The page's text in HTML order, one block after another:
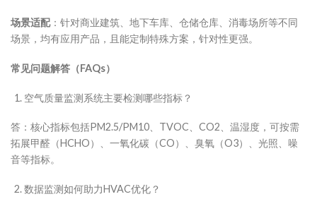
场景适配：针对商业建筑、地下车库、仓储仓库、消毒场所等不同
场景，均有应用产品，且能定制特殊方案，针对性更强。
常见问题解答（FAQs）
空气质量监测系统主要检测哪些指标？
答：核心指标包括PM2.5/PM10、TVOC、CO2、温湿度，可按需
拓展甲醛（HCHO）、一氧化碳（CO）、臭氧（O3）、光照、噪
音等指标。
数据监测如何助力HVAC优化？